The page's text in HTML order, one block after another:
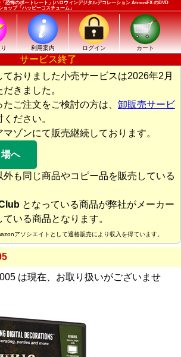
恐怖のポートレート」|ハロウィンデジタルデコレーション AtmosFX のDVD
ップ「ハッピーコスチューム」
利用案内 ログイン カート
サービス終了
おりました小売サービスは2026年2月
きました。
ご注文をご検討の方は、 卸販売サービ
ださい。
ゾンにて販売継続しております。
へ
外も同じ商品やコピー品を販売している
となっている商品が弊社がメーカー
いる商品となります。
アソシエイトとして適格販売により収入を得ています。
は現在、お取り扱いがございませ